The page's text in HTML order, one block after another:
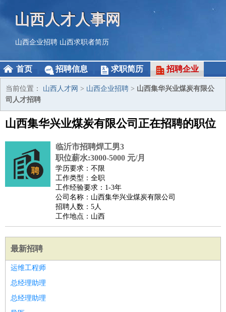
山西人才人事网
山西企业招聘 山西求职者简历
首页 招聘信息 求职简历 招聘企业
当前位置： 山西人才网 > 山西企业招聘 > 山西集华兴业煤炭有限公
司人才招聘
山西集华兴业煤炭有限公司正在招聘的职位
临沂市招聘焊工男3
职位薪水:3000-5000 元/月
学历要求：不限
工作类型：全职
工作经验要求：1-3年
公司名称：山西集华兴业煤炭有限公司
招聘人数：5人
工作地点：山西
最新招聘
运维工程师
总经理助理
总经理助理